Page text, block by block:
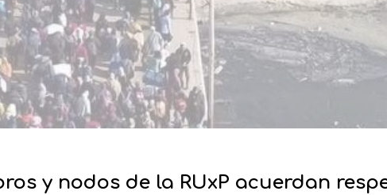
y nodos de la RUxP acuerdan